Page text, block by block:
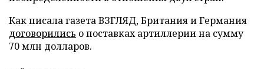
Как писала газета ВЗГЛЯД, Британия и Германия
договорились о поставках артиллерии на сумму
70 млн долларов.